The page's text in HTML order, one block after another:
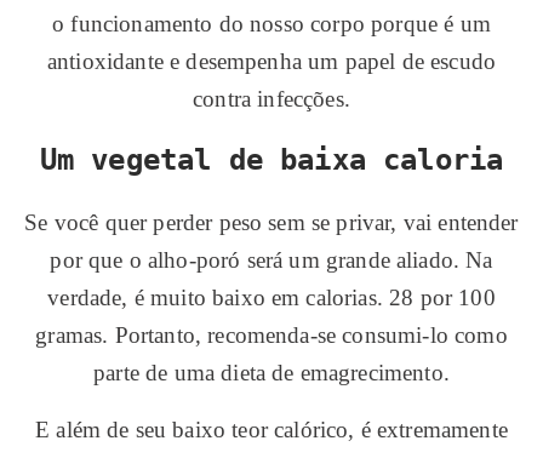
o funcionamento do nosso corpo porque é um
antioxidante e desempenha um papel de escudo
contra infecções.
Um vegetal de baixa caloria
Se você quer perder peso sem se privar, vai entender
por que o alho-poró será um grande aliado. Na
verdade, é muito baixo em calorias. 28 por 100
gramas. Portanto, recomenda-se consumi-lo como
parte de uma dieta de emagrecimento.
E além de seu baixo teor calórico, é extremamente